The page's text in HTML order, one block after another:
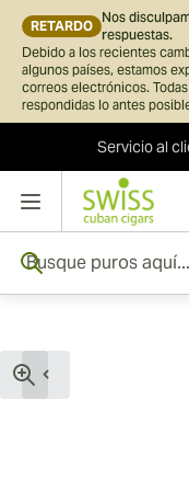
RETARDO
Nos
respuestas.
Debido a los recientes
algunos países, estamos
correos electrónicos.
respondidas lo antes
Servicio al